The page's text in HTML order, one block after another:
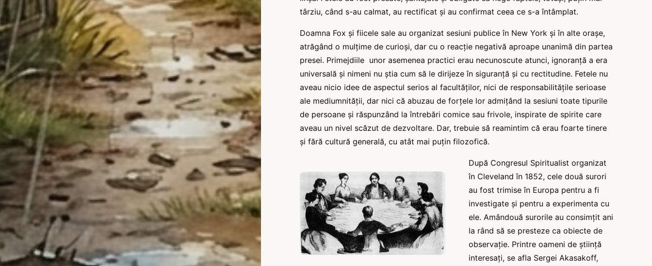
târziu, când s-au calmat, au rectificat și au confirmat ceea ce s-a întâmplat.
Doamna Fox și fiicele sale au organizat sesiuni publice în New York și în alte orașe,
atrăgând o mulțime de curioși, dar cu o reacție negativă aproape unanimă din partea
presei. Primejdiile unor asemenea practici erau necunoscute atunci, ignoranță a era
universală și nimeni nu știa cum să le dirijeze în siguranță și cu rectitudine. Fetele nu
aveau nicio idee de aspectul serios al facultăților, nici de responsabilitățile serioase
ale mediumnității, dar nici că abuzau de forțele lor admițând la sesiuni toate tipurile
de persoane și răspunzând la întrebări comice sau frivole, inspirate de spirite care
aveau un nivel scăzut de dezvoltare. Dar, trebuie să reamintim că erau foarte tinere
și fără cultură generală, cu atât mai puțin filozofică.
După Congresul Spiritualist organizat
în Cleveland în 1852, cele două surori
au fost trimise în Europa pentru a fi
investigate și pentru a experimenta cu
ele. Amândouă surorile au consimțit ani
la rând să se presteze ca obiecte de
observație. Printre oameni de știință
interesați, se afla Sergei Akasakoff,